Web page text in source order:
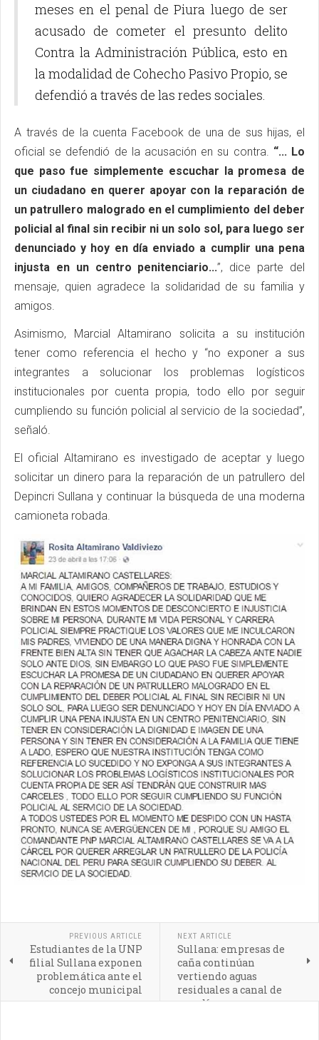
meses en el penal de Piura luego de ser
acusado de cometer el presunto delito
Contra la Administración Pública, esto en
la modalidad de Cohecho Pasivo Propio, se
defendió a través de las redes sociales.
A través de la cuenta Facebook de una de sus hijas, el
oficial se defendió de la acusación en su contra. “... Lo
que paso fue simplemente escuchar la promesa de
un ciudadano en querer apoyar con la reparación de
un patrullero malogrado en el cumplimiento del deber
policial al final sin recibir ni un solo sol, para luego ser
denunciado y hoy en día enviado a cumplir una pena
injusta en un centro penitenciario...”, dice parte del
mensaje, quien agradece la solidaridad de su familia y
amigos.
Asimismo, Marcial Altamirano solicita a su institución
tener como referencia el hecho y “no exponer a sus
integrantes a solucionar los problemas logísticos
institucionales por cuenta propia, todo ello por seguir
cumpliendo su función policial al servicio de la sociedad”,
señaló.
El oficial Altamirano es investigado de aceptar y luego
solicitar un dinero para la reparación de un patrullero del
Depincri Sullana y continuar la búsqueda de una moderna
camioneta robada.
PREVIOUS ARTICLE
Estudiantes de la UNP
filial Sullana exponen
problemática ante el
concejo municipal
NEXT ARTICLE
Sullana: empresas de
caña continúan
vertiendo aguas
residuales a canal de
regadío